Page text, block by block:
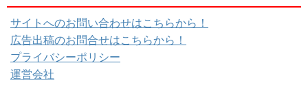
サイトへのお問い合わせはこちらから！
広告出稿のお問合せはこちらから！
プライバシーポリシー
運営会社